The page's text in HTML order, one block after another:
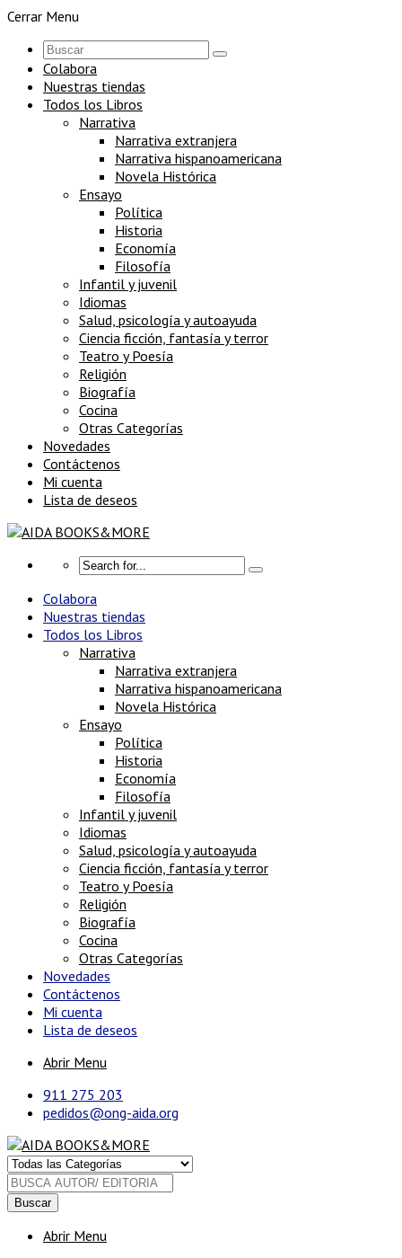
Cerrar Menu
Colabora
Nuestras tiendas
Todos los Libros
Narrativa
Narrativa extranjera
Narrativa hispanoamericana
Novela Histórica
Ensayo
Política
Historia
Economía
Filosofía
Infantil y juvenil
Idiomas
Salud, psicología y autoayuda
Ciencia ficción, fantasía y terror
Teatro y Poesía
Religión
Biografía
Cocina
Otras Categorías
Novedades
Contáctenos
Mi cuenta
Lista de deseos
Colabora
Nuestras tiendas
Todos los Libros
Narrativa
Narrativa extranjera
Narrativa hispanoamericana
Novela Histórica
Ensayo
Política
Historia
Economía
Filosofía
Infantil y juvenil
Idiomas
Salud, psicología y autoayuda
Ciencia ficción, fantasía y terror
Teatro y Poesía
Religión
Biografía
Cocina
Otras Categorías
Novedades
Contáctenos
Mi cuenta
Lista de deseos
Abrir Menu
911 275 203
pedidos@ong-aida.org
Buscar
Abrir Menu